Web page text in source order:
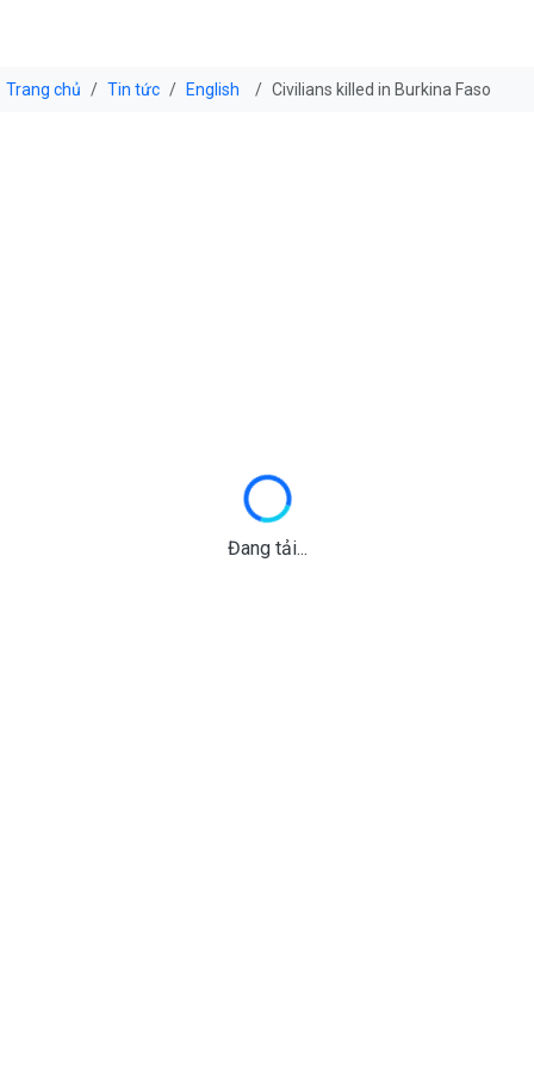
Trang chủ Tin tức English Civilians killed in Burkina Faso
Đang tải...